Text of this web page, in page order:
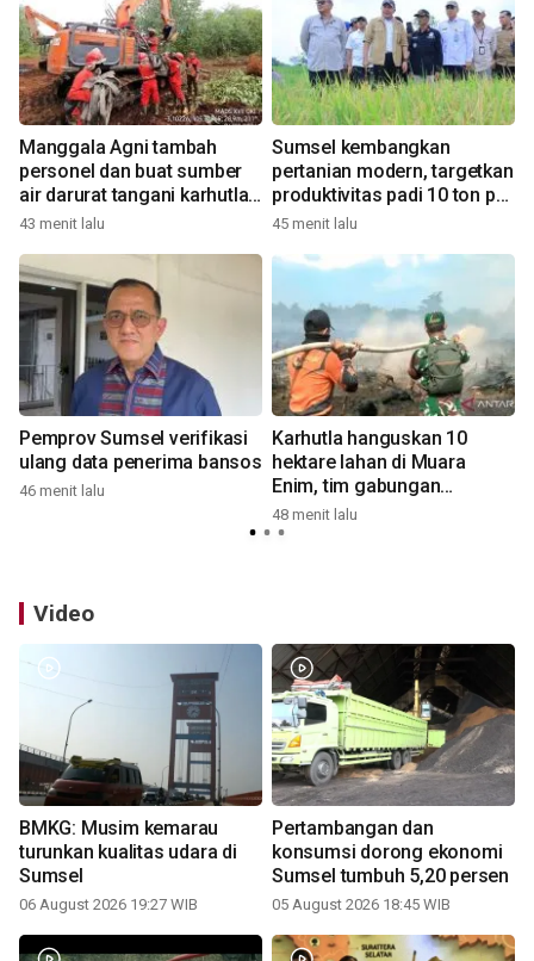
Manggala Agni tambah
personel dan buat sumber
air darurat tangani karhutla
di OKI
43 menit lalu
Sumsel kembangkan
pertanian modern, targetkan
produktivitas padi 10 ton per
hektare
45 menit lalu
Pemprov Sumsel verifikasi
ulang data penerima bansos
46 menit lalu
Karhutla hanguskan 10
hektare lahan di Muara
Enim, tim gabungan
gencarkan pemadaman
48 menit lalu
Video
BMKG: Musim kemarau
turunkan kualitas udara di
Sumsel
06 August 2026 19:27 WIB
Pertambangan dan
konsumsi dorong ekonomi
Sumsel tumbuh 5,20 persen
05 August 2026 18:45 WIB